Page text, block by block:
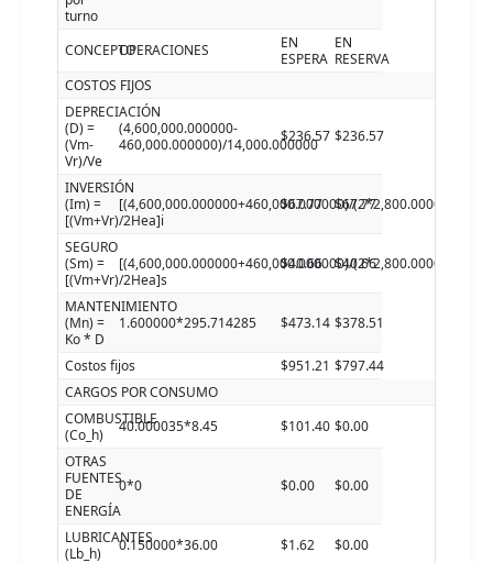
turno
CONCEPTOOPERACIONES
EN
ESPERA
EN
RESERVA
COSTOS FIJOS
DEPRECIACIÓN
(D) =
(Vm-
Vr)/Ve
(4,600,000.000000-
460,000.000000)/14,000.000000
$236.57 $236.57
INVERSIÓN
(Im) =
[(Vm+Vr)/2Hea]i
[(4,600,000.000000+460,000.000000)/
$67.77 $67.77
SEGURO
(Sm) =
[(Vm+Vr)/2Hea]s
[(4,600,000.000000+460,000.000000)/
$40.66 $40.66
MANTENIMIENTO
(Mn) =
Ko * D
1.600000*295.714285 $473.14 $378.51
Costos fijos $951.21 $797.44
CARGOS POR CONSUMO
COMBUSTIBLE
(Co_h)
40.000035*8.45 $101.40 $0.00
OTRAS
FUENTES
DE
ENERGÍA
0*0 $0.00 $0.00
LUBRICANTES
(Lb_h)
0.150000*36.00 $1.62
$0.00